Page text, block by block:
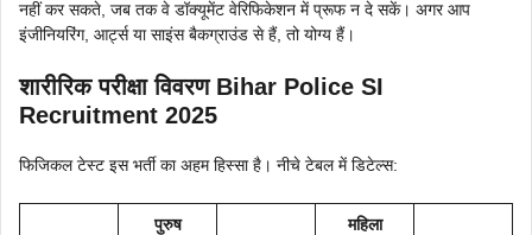
नहीं कर सकते, जब तक वे डॉक्यूमेंट वेरिफिकेशन में प्रूफ न दे सकें। अगर आप
इंजीनियरिंग, आर्ट्स या साइंस बैकग्राउंड से हैं, तो योग्य हैं।
शारीरिक परीक्षा विवरण Bihar Police SI
Recruitment 2025
फिजिकल टेस्ट इस भर्ती का अहम हिस्सा है। नीचे टेबल में डिटेल्स:
पुरुष महिला